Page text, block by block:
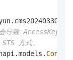
致 AccessKey 泄
方式。
Config